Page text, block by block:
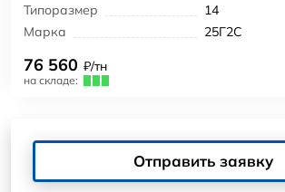
Типоразмер
14
Марка
25Г2С
76 560 ₽/тн
на складе:
Отправить заявку